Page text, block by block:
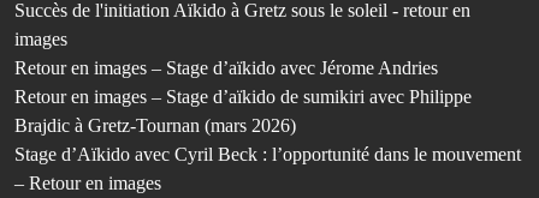
Succès de l'initiation Aïkido à Gretz sous le soleil - retour en
images
Retour en images – Stage d’aïkido avec Jérome Andries
Retour en images – Stage d’aïkido de sumikiri avec Philippe
Brajdic à Gretz-Tournan (mars 2026)
Stage d’Aïkido avec Cyril Beck : l’opportunité dans le mouvement
– Retour en images